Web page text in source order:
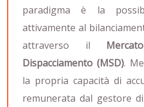
paradigma è la
attivamente al
attraverso il
Dispacciamento (MSD).
la propria capacità di
remunerata dal gestore